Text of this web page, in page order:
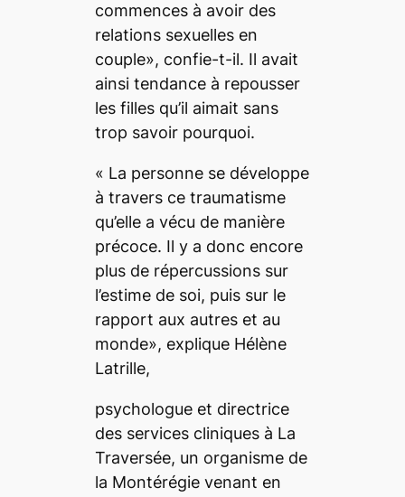
commences à avoir des
relations sexuelles en
couple», confie-t-il. Il avait
ainsi tendance à repousser
les filles qu’il aimait sans
trop savoir pourquoi.
« La personne se développe
à travers ce traumatisme
qu’elle a vécu de manière
précoce. Il y a donc encore
plus de répercussions sur
l’estime de soi, puis sur le
rapport aux autres et au
monde», explique Hélène
Latrille,
psychologue et directrice
des services cliniques à La
Traversée, un organisme de
la Montérégie venant en